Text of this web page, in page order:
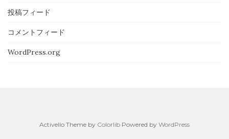
投稿フィード
コメントフィード
WordPress.org
Activello Theme by Colorlib Powered by WordPress